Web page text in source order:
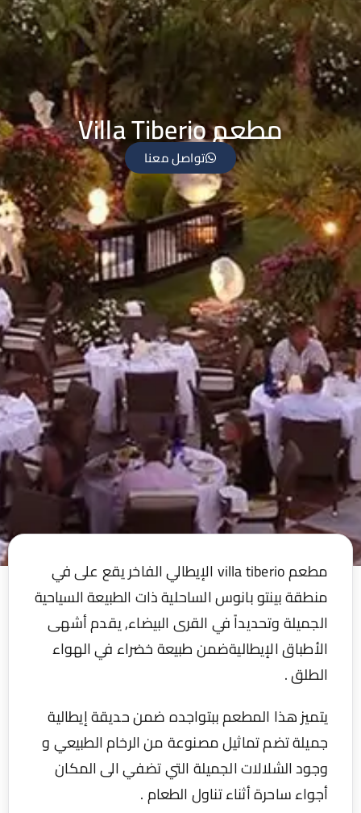
مطعم Villa Tiberio
تواصل معنا
مطعم villa tiberio الإيطالي الفاخر يقع على في
بينتو بانوس الساحلية ذات الطبيعة السياحية
وتحديداً في القرى البيضاء, يقدم أشهى
الإيطاليةضمن طبيعة خضراء في الهواء
هذا المطعم ببتواجده ضمن حديقة إيطالية
تضم تماثيل مصنوعة من الرخام الطبيعي و
الشلالات الجميلة التي تضفي الى المكان
ساحرة أثناء تناول الطعام .